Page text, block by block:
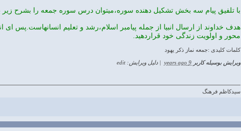
با تلفیق پیام سه بخش تشکیل دهنده سوره،میتوان درس سوره جمعه را بشرح زیر
هدف خداوند از ارسال انبیا از جمله پیامبر اسلام،رشد و تعلیم انسانهاست.پس ای
محور و اولویت زندگی خود قراردهید.
کلمات کلیدی :جمعه نماز ذکر یهود
ویرایش بوسیله کاربر 9 years ago دلیل ویرایش: edit
سیدکاظم فرهنگ